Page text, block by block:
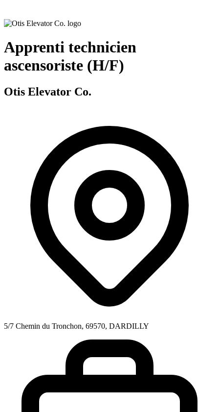
Apprenti technicien
ascensoriste (H/F)
Otis Elevator Co.
5/7 Chemin du Tronchon, 69570, DARDILLY